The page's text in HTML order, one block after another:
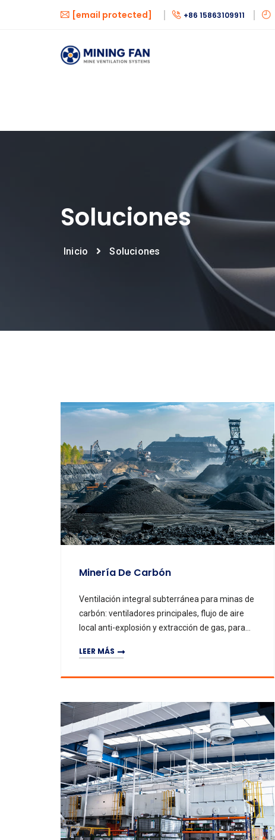
[email protected] +86 15863109911
Soluciones
Inicio Soluciones
Minería De Carbón
Ventilación integral subterránea para minas de
carbón: ventiladores principales, flujo de aire
local anti-explosión y extracción de gas, para
seguridad y minimizar el riesgo de explosión.
LEER MÁS